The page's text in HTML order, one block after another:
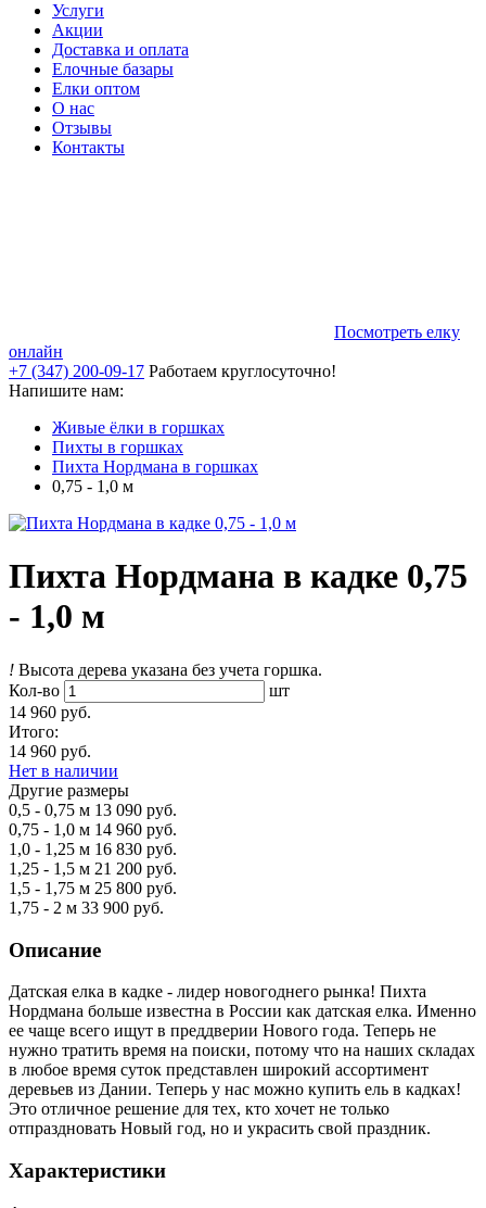
Услуги
Акции
Доставка и оплата
Елочные базары
Елки оптом
О нас
Отзывы
Контакты
Посмотреть елку
онлайн
+7 (347) 200-09-17 Работаем круглосуточно!
Напишите нам:
Живые ёлки в горшках
Пихты в горшках
Пихта Нордмана в горшках
0,75 - 1,0 м
Пихта Нордмана в кадке 0,75
- 1,0 м
! Высота дерева указана без учета горшка.
Кол-во
шт
14 960 руб.
Итого:
14 960 руб.
Нет в наличии
Другие размеры
0,5 - 0,75 м 13 090 руб.
0,75 - 1,0 м 14 960 руб.
1,0 - 1,25 м 16 830 руб.
1,25 - 1,5 м 21 200 руб.
1,5 - 1,75 м 25 800 руб.
1,75 - 2 м 33 900 руб.
Описание
Датская елка в кадке - лидер новогоднего рынка! Пихта
Нордмана больше известна в России как датская елка. Именно
ее чаще всего ищут в преддверии Нового года. Теперь не
нужно тратить время на поиски, потому что на наших складах
в любое время суток представлен широкий ассортимент
деревьев из Дании. Теперь у нас можно купить ель в кадках!
Это отличное решение для тех, кто хочет не только
отпраздновать Новый год, но и украсить свой праздник.
Характеристики